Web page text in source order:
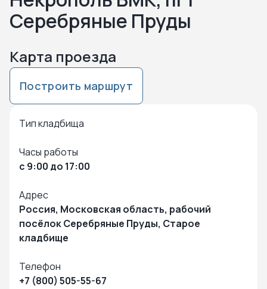
Серебряные Пруды
Карта проезда
Построить маршрут
Тип кладбища
Часы работы
с 9:00 до 17:00
Адрес
Россия, Московская область, рабочий
посёлок Серебряные Пруды, Старое
кладбище
Телефон
+7 (800) 505-55-67
Нажмите чтобы посмотреть карту
Чтобы закрыть карту – кликните в любую точку на карте